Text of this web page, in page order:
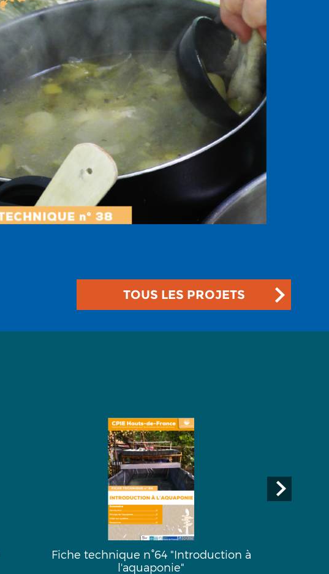
TOUS LES PROJETS
Fiche technique n°64 "Introduction à
l'aquaponie"